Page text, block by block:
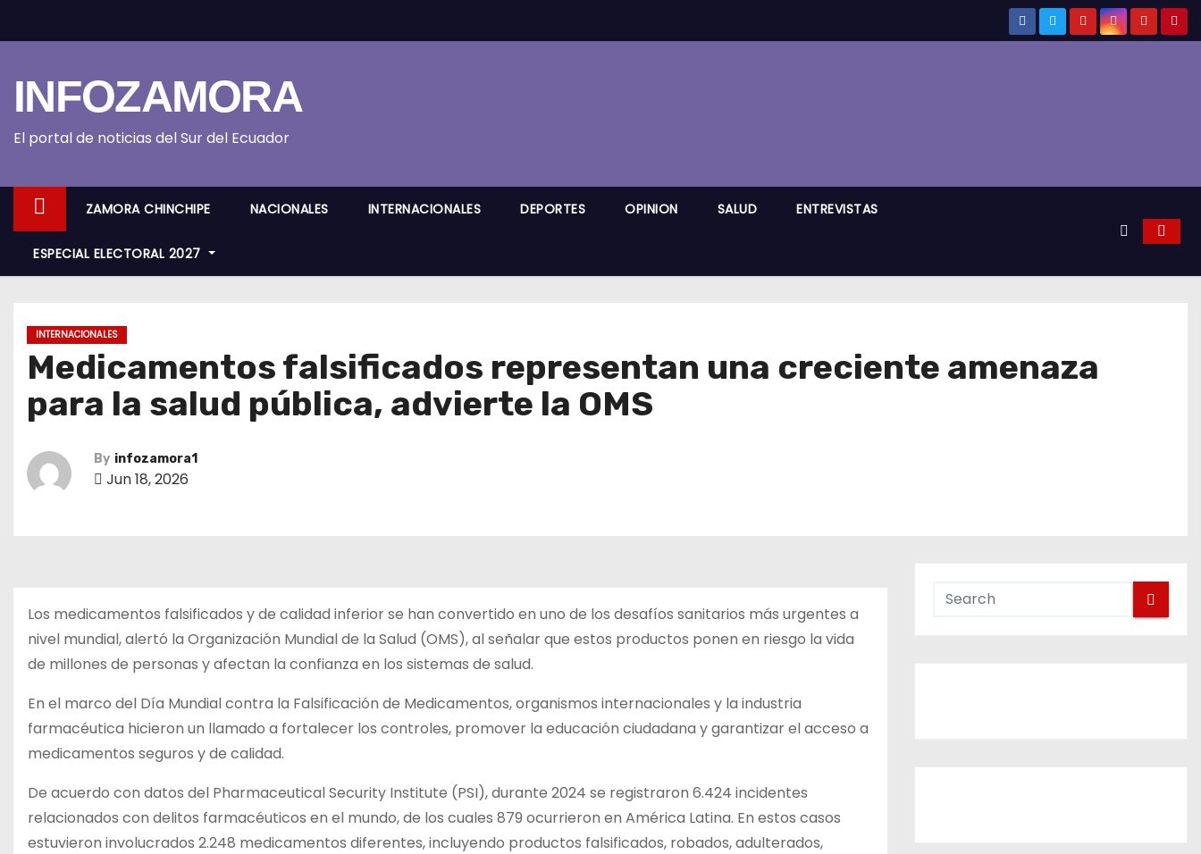
k
o
INFOZAMORA
El portal de noticias del Sur del Ecuador
ZAMORA CHINCHIPE NACIONALES INTERNACIONALES DEPORTES OPINION SALUD ENTREVISTAS
ESPECIAL ELECTORAL 2027
INTERNACIONALES
Medicamentos falsificados representan una creciente amenaza
para la salud pública, advierte la OMS
By infozamora1
Jun 18, 2026
Los medicamentos falsificados y de calidad inferior se han convertido en uno de los desafíos sanitarios más urgentes a
nivel mundial, alertó la Organización Mundial de la Salud (OMS), al señalar que estos productos ponen en riesgo la vida
de millones de personas y afectan la confianza en los sistemas de salud.
En el marco del Día Mundial contra la Falsificación de Medicamentos, organismos internacionales y la industria
farmacéutica hicieron un llamado a fortalecer los controles, promover la educación ciudadana y garantizar el acceso a
medicamentos seguros y de calidad.
De acuerdo con datos del Pharmaceutical Security Institute (PSI), durante 2024 se registraron 6.424 incidentes
relacionados con delitos farmacéuticos en el mundo, de los cuales 879 ocurrieron en América Latina. En estos casos
estuvieron involucrados 2.248 medicamentos diferentes, incluyendo productos falsificados, robados, adulterados,